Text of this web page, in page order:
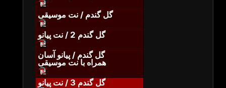
گل گندم / نت موسیقی
گل گندم 2 / نت پیانو
گل گندم / پیانو آسان
همراه با نت موسیقی
گل گندم 3 / نت پیانو